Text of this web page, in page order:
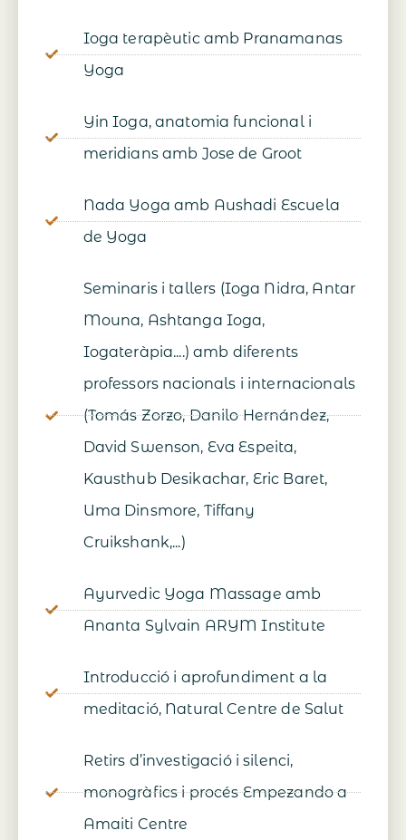
Ioga terapèutic amb Pranamanas
Yoga
Yin Ioga, anatomia funcional i
meridians amb Jose de Groot
Nada Yoga amb Aushadi Escuela
de Yoga
Seminaris i tallers (Ioga Nidra, Antar
Mouna, Ashtanga Ioga,
Iogateràpia....) amb diferents
professors nacionals i internacionals
(Tomás Zorzo, Danilo Hernández,
David Swenson, Eva Espeita,
Kausthub Desikachar, Eric Baret,
Uma Dinsmore, Tiffany
Cruikshank,...)
Ayurvedic Yoga Massage amb
Ananta Sylvain ARYM Institute
Introducció i aprofundiment a la
meditació, Natural Centre de Salut
Retirs d’investigació i silenci,
monogràfics i procés Empezando a
Amaiti Centre